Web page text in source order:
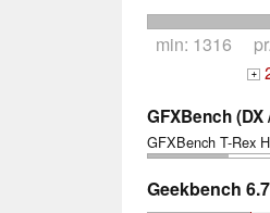
min: 1316
+
GFXBench
GFXBench T-Rex
Geekbench 6.7